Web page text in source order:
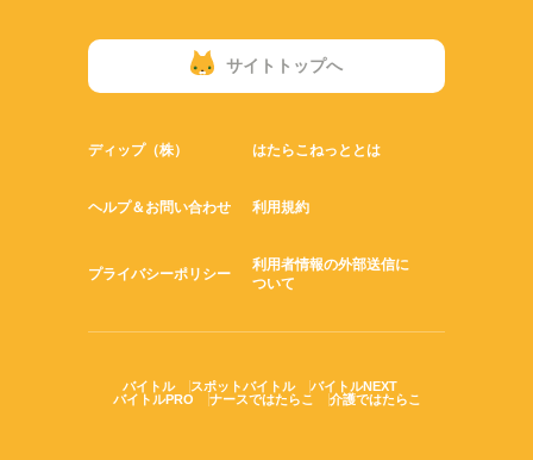
サイトトップへ
ディップ（株） はたらこねっととは
ヘルプ＆お問い合わせ 利用規約
プライバシーポリシー
利用者情報の外部送信に
ついて
バイトル スポットバイトル
バイトルNEXT
バイトルPRO
ナースではたらこ 介護ではたらこ